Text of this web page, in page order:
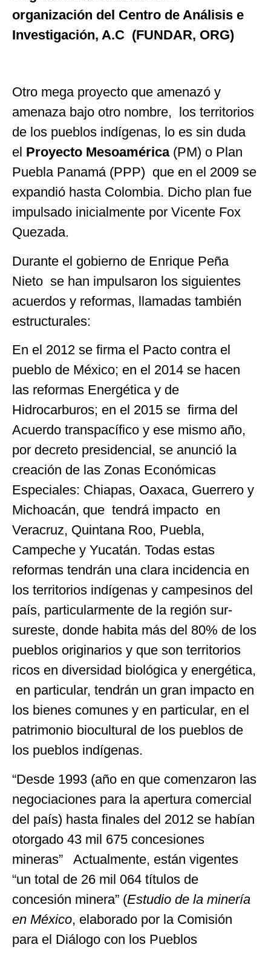
organización del Centro de Análisis e
Investigación, A.C (FUNDAR, ORG)
Otro mega proyecto que amenazó y
amenaza bajo otro nombre, los territorios
de los pueblos indígenas, lo es sin duda
el Proyecto Mesoamérica(PM) o Plan
Puebla Panamá (PPP) que en el 2009 se
expandió hasta Colombia. Dicho plan fue
impulsado inicialmente por Vicente Fox
Quezada.
Durante el gobierno de Enrique Peña
Nieto se han impulsaron los siguientes
acuerdos y reformas, llamadas también
estructurales:
En el 2012 se firma el Pacto contra el
pueblo de México; en el 2014 se hacen
las reformas Energética y de
Hidrocarburos; en el 2015 se firma del
Acuerdo transpacífico y ese mismo año,
por decreto presidencial, se anunció la
creación de las Zonas Económicas
Especiales: Chiapas, Oaxaca, Guerrero y
Michoacán, que tendrá impacto en
Veracruz, Quintana Roo, Puebla,
Campeche y Yucatán. Todas estas
reformas tendrán una clara incidencia en
los territorios indígenas y campesinos del
país, particularmente de la región sur-
sureste, donde habita más del 80% de los
pueblos originarios y que son territorios
ricos en diversidad biológica y energética,
en particular, tendrán un gran impacto en
los bienes comunes y en particular, en el
patrimonio biocultural de los pueblos de
los pueblos indígenas.
“Desde 1993 (año en que comenzaron las
negociaciones para la apertura comercial
del país) hasta finales del 2012 se habían
otorgado 43 mil 675 concesiones
mineras” Actualmente, están vigentes
“un total de 26 mil 064 títulos de
concesión minera” (Estudio de la minería
en México, elaborado por la Comisión
para el Diálogo con los Pueblos